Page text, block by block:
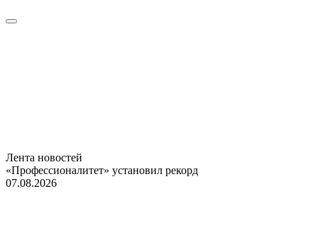
Лента новостей
«Профессионалитет» установил рекорд
07.08.2026